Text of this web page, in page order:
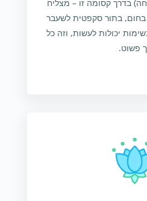
בדרך קסומה זו – מצליח
בחום, בתור סקפטית לשעבר
יכולות לעשות, וזה כל
פשוט.